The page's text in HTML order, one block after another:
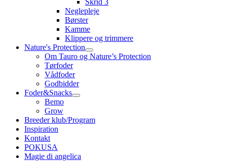
Neglepleje
Børster
Kamme
Klippere og trimmere
Nature's Protection
Om Tauro og Nature’s Protection
Tørfoder
Vådfoder
Godbidder
Foder&Snacks
Bemo
Grow
Breeder klub/Program
Inspiration
Kontakt
POKUSA
Magie di angelica